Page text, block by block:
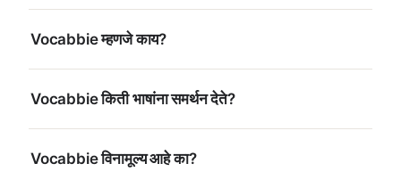
Vocabbie म्हणजे काय?
Vocabbie किती भाषांना समर्थन देते?
Vocabbie विनामूल्य आहे का?